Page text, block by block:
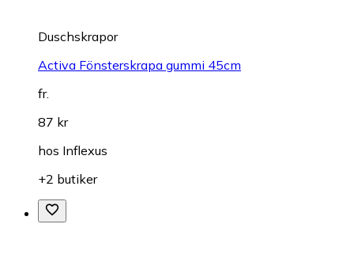
Duschskrapor
Activa Fönsterskrapa gummi 45cm
fr.
87 kr
hos Inflexus
+2 butiker